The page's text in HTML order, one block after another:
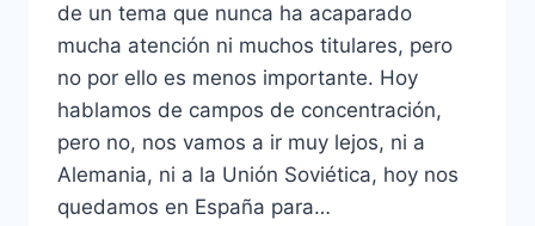
de un tema que nunca ha acaparado
mucha atención ni muchos titulares, pero
no por ello es menos importante. Hoy
hablamos de campos de concentración,
pero no, nos vamos a ir muy lejos, ni a
Alemania, ni a la Unión Soviética, hoy nos
quedamos en España para…